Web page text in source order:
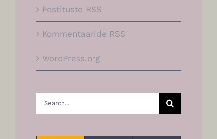
Postituste RSS
Kommentaaride RSS
WordPress.org
Search
for: